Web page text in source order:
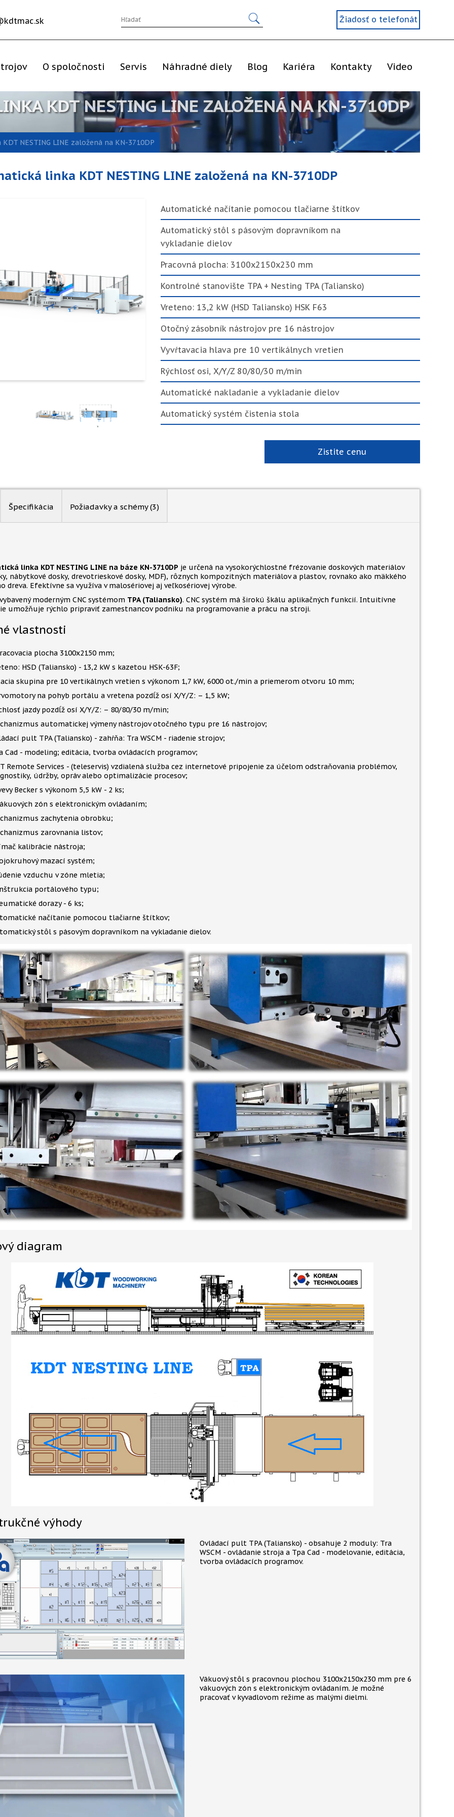
Žiadosť o telefonát
O spoločnosti Servis Náhradné diely Blog Kariéra Kontakty Video
KDT NESTING LINE ZALOŽENÁ NA KN-3710DP
NESTING LINE založená na KN-3710DP
linka KDT NESTING LINE založená na KN-3710DP
Automatické načítanie pomocou tlačiarne štítkov
Automatický stôl s pásovým dopravníkom na
vykladanie dielov
Pracovná plocha: 3100x2150x230 mm
Kontrolné stanovište TPA + Nesting TPA (Taliansko)
Vreteno: 13,2 kW (HSD Taliansko) HSK F63
Otočný zásobník nástrojov pre 16 nástrojov
Vyvŕtavacia hlava pre 10 vertikálnych vretien
Rýchlosť osi, X/Y/Z 80/80/30 m/min
Automatické nakladanie a vykladanie dielov
Automatický systém čistenia stola
Zistite cenu
Špecifikácia Požiadavky a schémy (3)
linka KDT NESTING LINE na báze KN-3710DP je určená na vysokorýchlostné frézovanie doskových materiálov
nábytkové dosky, drevotrieskové dosky, MDF), rôznych kompozitných materiálov a plastov, rovnako ako mäkkého
dreva. Efektívne sa využíva v malosériovej aj veľkosériovej výrobe.
moderným CNC systémom TPA (Taliansko). CNC systém má širokú škálu aplikačných funkcií. Intuitívne
umožňuje rýchlo pripraviť zamestnancov podniku na programovanie a prácu na stroji.
vlastnosti
plocha 3100x2150 mm;
HSD (Taliansko) - 13,2 kW s kazetou HSK-63F;
skupina pre 10 vertikálnych vretien s výkonom 1,7 kW, 6000 ot./min a priemerom otvoru 10 mm;
na pohyb portálu a vretena pozdĺž osí X/Y/Z: – 1,5 kW;
jazdy pozdĺž osí X/Y/Z: – 80/80/30 m/min;
automatickej výmeny nástrojov otočného typu pre 16 nástrojov;
pult TPA (Taliansko) - zahŕňa: Tra WSCM - riadenie strojov;
Cad - modeling; editácia, tvorba ovládacích programov;
Remote Services - (teleservis) vzdialená služba cez internetové pripojenie za účelom odstraňovania problémov,
údržby, opráv alebo optimalizácie procesov;
Becker s výkonom 5,5 kW - 2 ks;
zón s elektronickým ovládaním;
zachytenia obrobku;
zarovnania listov;
kalibrácie nástroja;
mazací systém;
vzduchu v zóne mletia;
portálového typu;
dorazy - 6 ks;
načítanie pomocou tlačiarne štítkov;
stôl s pásovým dopravníkom na vykladanie dielov.
diagram
výhody
Ovládací pult TPA (Taliansko) - obsahuje 2 moduly: Tra
WSCM - ovládanie stroja a Tpa Cad - modelovanie, editácia,
tvorba ovládacích programov.
Vákuový stôl s pracovnou plochou 3100x2150x230 mm pre 6
vákuových zón s elektronickým ovládaním. Je možné
pracovať v kyvadlovom režime as malými dielmi.